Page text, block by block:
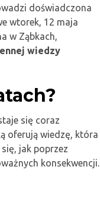
doświadczona
wtorek, 12 maja
w Ząbkach,
wiedzy
się coraz
oferują wiedzę, która
jak poprzez
konsekwencji.